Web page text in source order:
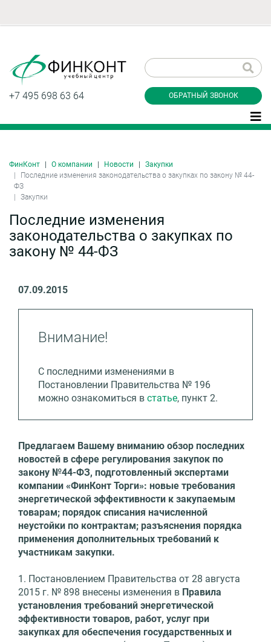
+7 495 698 63 64 ОБРАТНЫЙ ЗВОНОК
ФинКонт О компании Новости
Закупки
Последние изменения законодательства о закупках по закону № 44-
ФЗ
Закупки
Последние изменения
законодательства о закупках по
закону № 44-ФЗ
07.09.2015
Внимание!
C последними изменениями в
Постановлении Правительства № 196
можно ознакомиться в статье, пункт 2.
Предлагаем Вашему вниманию обзор последних
новостей в сфере регулирования закупок по
закону №44-ФЗ, подготовленный экспертами
компании «ФинКонт Торги»: новые требования
энергетической эффективности к закупаемым
товарам; порядок списания начисленной
неустойки по контрактам; разъяснения порядка
применения дополнительных требований к
участникам закупки.
1. Постановлением Правительства от 28 августа
2015 г. № 898 внесены изменения в Правила
установления требований энергетической
эффективности товаров, работ, услуг при
закупках для обеспечения государственных и
звонок
Даю согласие на обработку персональных
данные и соглашаюсь сполитикой
Заказать